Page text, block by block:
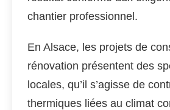
chantier professionnel.
En Alsace, les projets de
rénovation présentent des
locales, qu’il s’agisse de
thermiques liées au climat